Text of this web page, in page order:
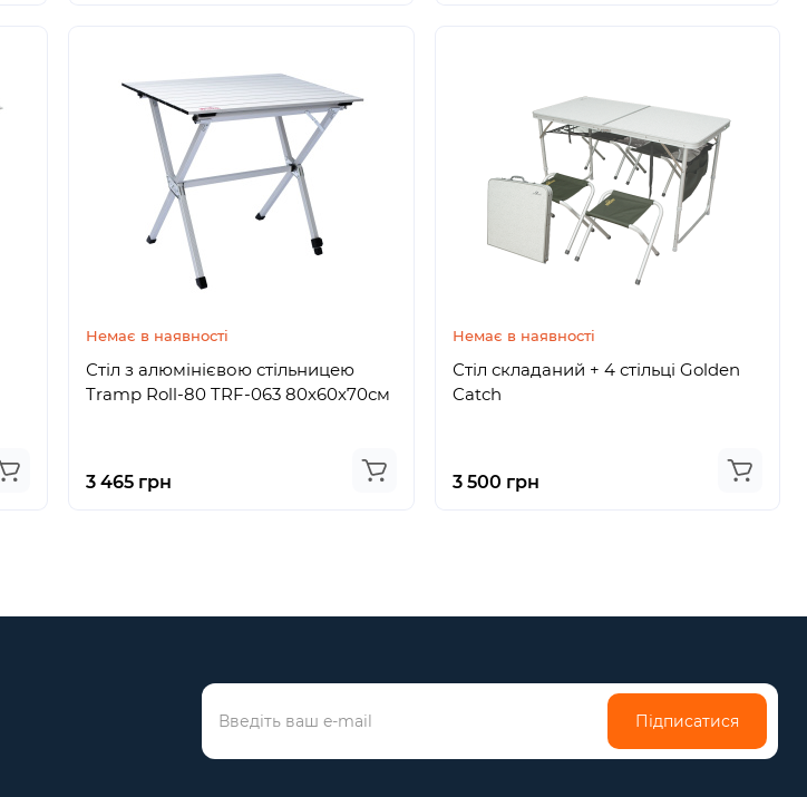
Немає в наявності
Стіл з алюмінієвою стільницею
Tramp Roll-80 TRF-063 80x60x70см
3 465 грн
Немає в наявності
Стіл складаний + 4 стільці Golden
Catch
3 500 грн
Підписатися